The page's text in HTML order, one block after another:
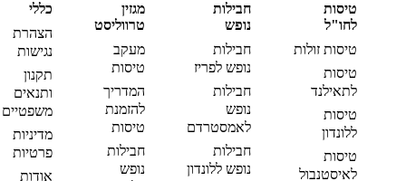
טיסות
לחו"ל
טיסות זולות
טיסות
לתאילנד
טיסות
ללונדון
טיסות
לאיסטנבול
חבילות
נופש
חבילות
נופש לפריז
חבילות
נופש
לאמסטרדם
חבילות
נופש ללונדון
מגזין
טרווליסט
מעקב
טיסות
המדריך
להזמנת
טיסות
חבילות
נופש
כללי
הצהרת
נגישות
תקנון
ותנאים
משפטיים
מדיניות
פרטיות
אודות